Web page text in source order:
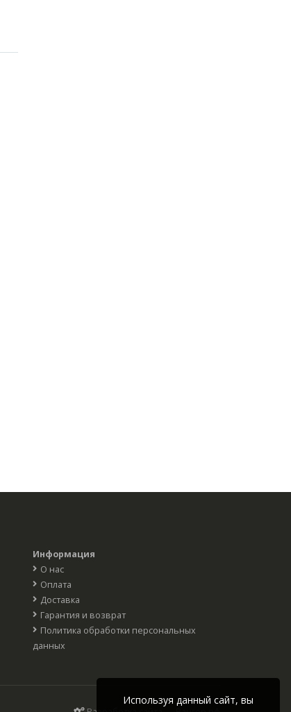
Используя данный сайт, вы
Информация
О нас
Оплата
Доставка
Гарантия и возврат
Политика обработки персональных
данных